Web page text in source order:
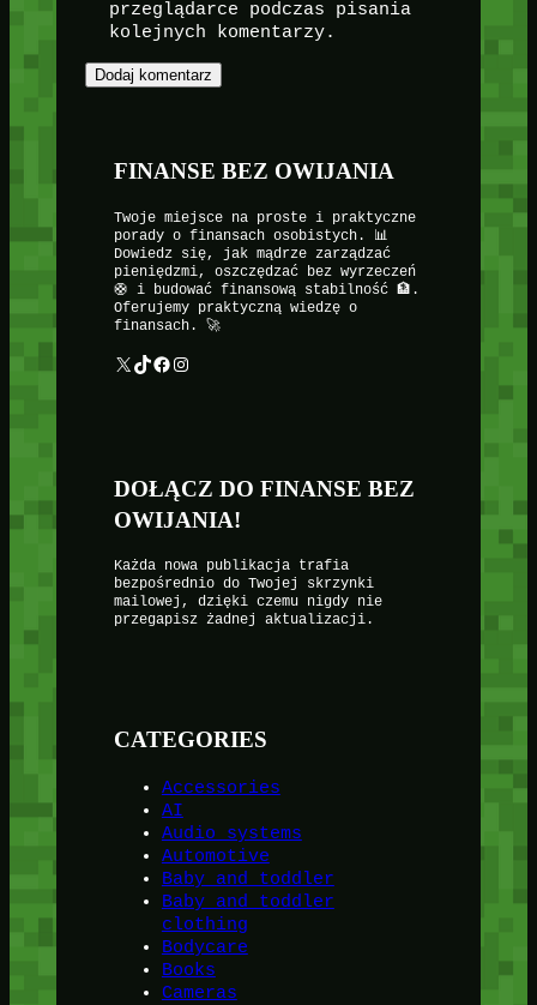
przeglądarce podczas pisania
kolejnych komentarzy.
FINANSE BEZ OWIJANIA
Twoje miejsce na proste i praktyczne
porady o finansach osobistych. 📊
Dowiedz się, jak mądrze zarządzać
pieniędzmi, oszczędzać bez wyrzeczeń
🛟 i budować finansową stabilność 🏦.
Oferujemy praktyczną wiedzę o
finansach. 🚀
X TikTok Facebook Instagram
DOŁĄCZ DO FINANSE BEZ
OWIJANIA!
Każda nowa publikacja trafia
bezpośrednio do Twojej skrzynki
mailowej, dzięki czemu nigdy nie
przegapisz żadnej aktualizacji.
CATEGORIES
Accessories
AI
Audio systems
Automotive
Baby and toddler
Baby and toddler
clothing
Bodycare
Books
Cameras